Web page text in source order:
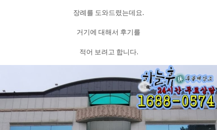
장례를 도와드렸는데요.
거기에 대해서 후기를
적어 보려고 합니다.